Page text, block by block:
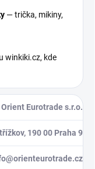
— trička, mikiny,
winkiki.cz, kde
Orient Eurotrade s.r.o.
190 00 Praha 9